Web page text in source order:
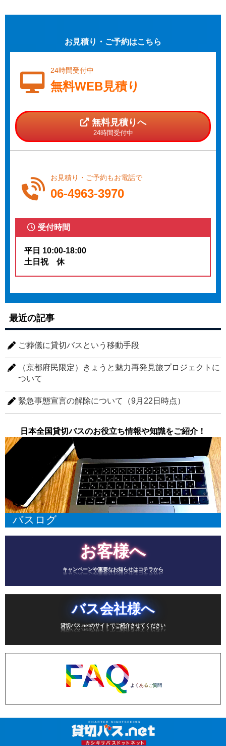
お見積り・ご予約はこちら
24時間受付中
無料WEB見積り
無料見積りへ
24時間受付中
お見積り・ご予約もお電話で
06-4963-3970
受付時間
平日 10:00-18:00
土日祝 休
最近の記事
ご葬儀に貸切バスという移動手段
（京都府民限定）きょうと魅力再発見旅プロジェクトに
ついて
緊急事態宣言の解除について（9月22日時点）
日本全国貸切バスのお役立ち情報や知識をご紹介！
バスログ
お客様へ
キャンペーンや重要なお知らせはコチラから
バス会社様へ
貸切バス.netのサイトでご紹介させてください
FAQ よくあるご質問